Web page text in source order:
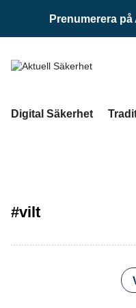
Prenumerera
Digital Säkerhet
#vilt